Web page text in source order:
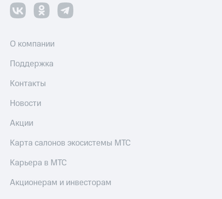
О компании
Поддержка
Контакты
Новости
Акции
Карта салонов экосистемы МТС
Карьера в МТС
Акционерам и инвесторам